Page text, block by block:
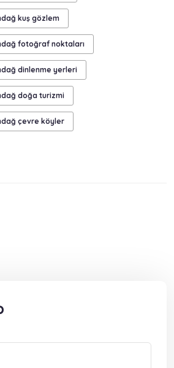
kuş gözlem
fotoğraf noktaları
dinlenme yerleri
doğa turizmi
çevre köyler